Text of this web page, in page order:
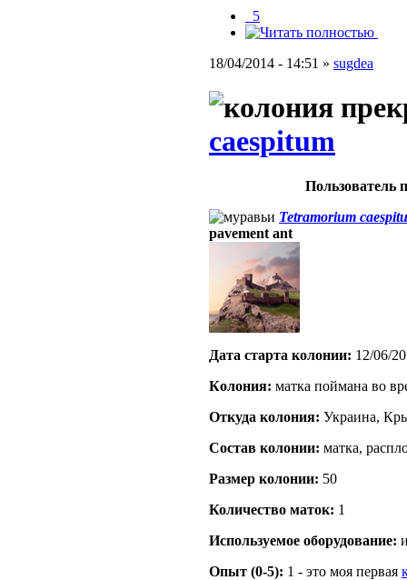
_5
18/04/2014 - 14:51 » sugdea
caespitum
Пользователь
Tetramorium
pavement ant
Дата старта кoлонии: 12/06/
Кoлония: матка поймана во
Откуда кoлония: Украина,
Состав кoлонии: матка,
Размер кoлонии: 50
Количество маток: 1
Используемое оборудование:
Опыт (0-5): 1 - это моя первая